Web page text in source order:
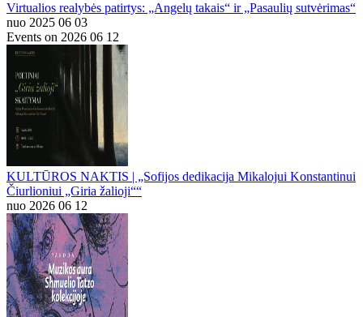
Virtualios realybės patirtys: „Angelų takais“ ir „Pasaulių sutvėrimas“
nuo 2025 06 03
Events on 2026 06 12
KULTŪROS NAKTIS | „Sofijos dedikacija Mikalojui Konstantinui
Čiurlioniui „Giria žalioji““
nuo 2026 06 12